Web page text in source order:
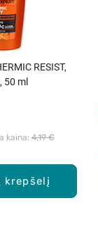
krepšelį
RESIST,
50 ml
kaina: 4,19 €